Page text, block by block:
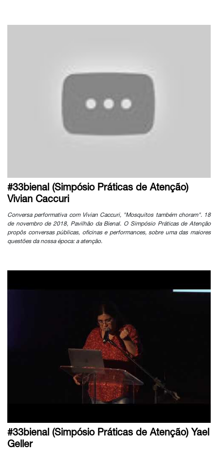
#33bienal (Simpósio Práticas de Atenção)
Vivian Caccuri
Conversa performativa com Vivian Caccuri, "Mosquitos também choram". 18
de novembro de 2018, Pavilhão da Bienal. O Simpósio Práticas de Atenção
propôs conversas públicas, oficinas e performances, sobre uma das maiores
questões da nossa época: a atenção.
#33bienal (Simpósio Práticas de Atenção) Yael
Geller